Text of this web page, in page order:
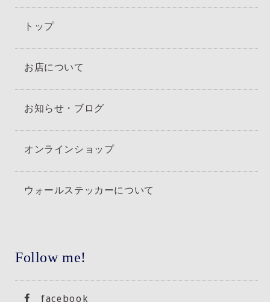
トップ
お店について
お知らせ・ブログ
オンラインショップ
ウォールステッカーについて
Follow me!
facebook